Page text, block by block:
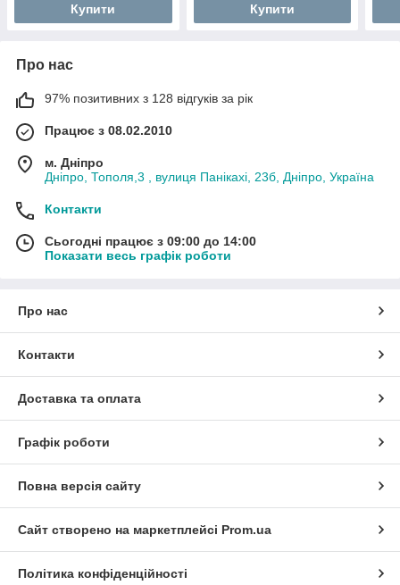
Купити Купити
Про нас
97% позитивних з 128 відгуків за рік
Працює з 08.02.2010
м. Дніпро
Дніпро, Тополя,3 , вулиця Панікахі, 23б, Дніпро, Україна
Контакти
Сьогодні працює з 09:00 до 14:00
Показати весь графік роботи
Про нас
Контакти
Доставка та оплата
Графік роботи
Повна версія сайту
Сайт створено на маркетплейсі Prom.ua
Політика конфіденційності